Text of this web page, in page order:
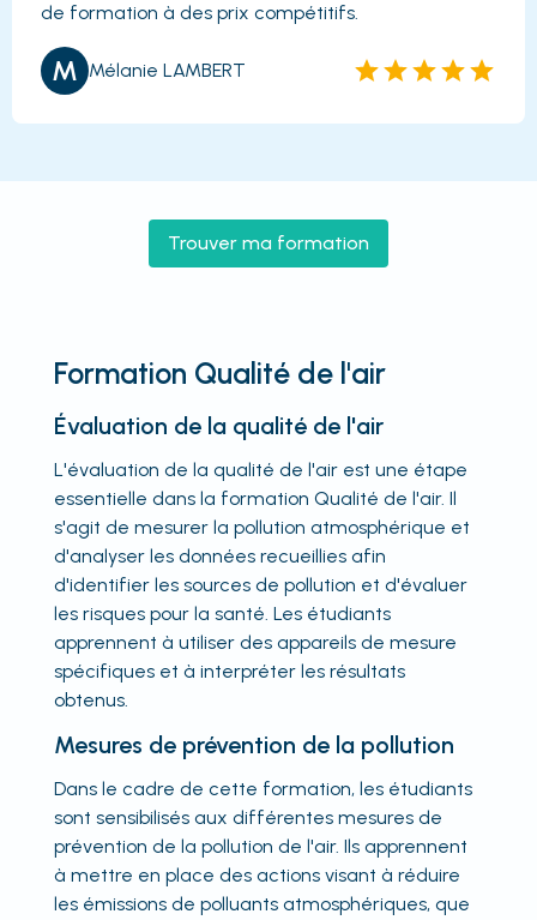
de formation à des prix compétitifs.
M Mélanie LAMBERT
Trouver ma formation
Formation Qualité de l'air
Évaluation de la qualité de l'air
L'évaluation de la qualité de l'air est une étape
essentielle dans la formation Qualité de l'air. Il
s'agit de mesurer la pollution atmosphérique et
d'analyser les données recueillies afin
d'identifier les sources de pollution et d'évaluer
les risques pour la santé. Les étudiants
apprennent à utiliser des appareils de mesure
spécifiques et à interpréter les résultats
obtenus.
Mesures de prévention de la pollution
Dans le cadre de cette formation, les étudiants
sont sensibilisés aux différentes mesures de
prévention de la pollution de l'air. Ils apprennent
à mettre en place des actions visant à réduire
les émissions de polluants atmosphériques, que